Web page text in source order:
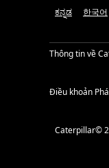
ಕನ್ನಡ 한국어
Thông tin về
Điều khoản
Caterpillar©